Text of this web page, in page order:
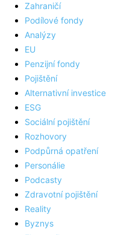
Zahraničí
Podílové fondy
Analýzy
EU
Penzijní fondy
Pojištění
Alternativní investice
ESG
Sociální pojištění
Rozhovory
Podpůrná opatření
Personálie
Podcasty
Zdravotní pojištění
Reality
Byznys